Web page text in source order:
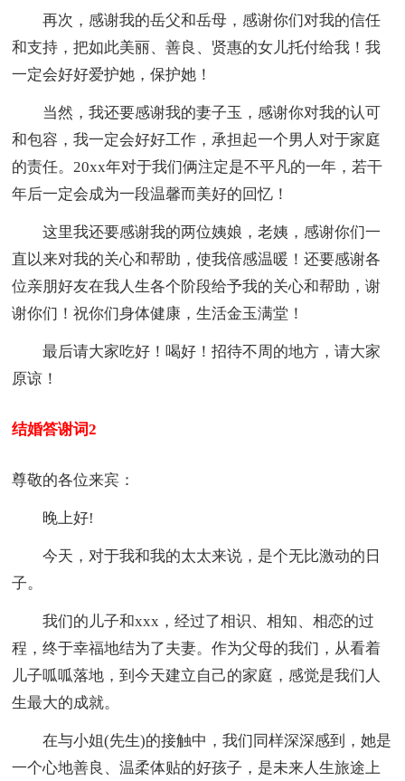
再次，感谢我的岳父和岳母，感谢你们对我的信任
和支持，把如此美丽、善良、贤惠的女儿托付给我！我
一定会好好爱护她，保护她！
当然，我还要感谢我的妻子玉，感谢你对我的认可
和包容，我一定会好好工作，承担起一个男人对于家庭
的责任。20xx年对于我们俩注定是不平凡的一年，若干
年后一定会成为一段温馨而美好的回忆！
这里我还要感谢我的两位姨娘，老姨，感谢你们一
直以来对我的关心和帮助，使我倍感温暖！还要感谢各
位亲朋好友在我人生各个阶段给予我的关心和帮助，谢
谢你们！祝你们身体健康，生活金玉满堂！
最后请大家吃好！喝好！招待不周的地方，请大家
原谅！
结婚答谢词2
尊敬的各位来宾：
晚上好!
今天，对于我和我的太太来说，是个无比激动的日
子。
我们的儿子和xxx，经过了相识、相知、相恋的过
程，终于幸福地结为了夫妻。作为父母的我们，从看着
儿子呱呱落地，到今天建立自己的家庭，感觉是我们人
生最大的成就。
在与小姐(先生)的接触中，我们同样深深感到，她是
一个心地善良、温柔体贴的好孩子，是未来人生旅途上